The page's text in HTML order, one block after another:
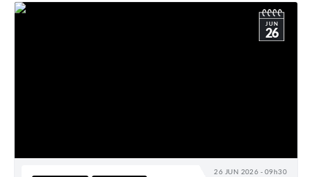
26 JUN 2026 - 09h30
JUN
26